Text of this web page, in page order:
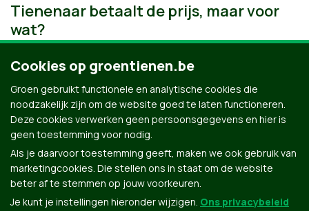
Tienenaar betaalt de prijs, maar voor
wat?
Cookies op groentienen.be
Groen gebruikt functionele en analytische cookies die
noodzakelijk zijn om de website goed te laten functioneren.
Deze cookies verwerken geen persoonsgegevens en hier is
geen toestemming voor nodig.
Als je daarvoor toestemming geeft, maken we ook gebruik van
marketingcookies. Die stellen ons in staat om de website
beter af te stemmen op jouw voorkeuren.
Je kunt je instellingen hieronder wijzigen. Ons privacybeleid